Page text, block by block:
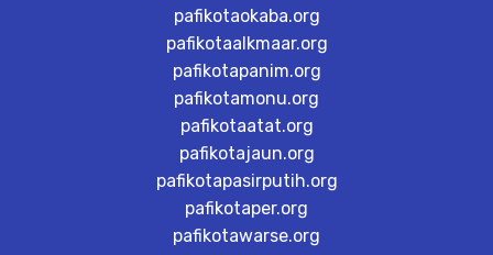
pafikotaokaba.org
pafikotaalkmaar.org
pafikotapanim.org
pafikotamonu.org
pafikotaatat.org
pafikotajaun.org
pafikotapasirputih.org
pafikotaper.org
pafikotawarse.org